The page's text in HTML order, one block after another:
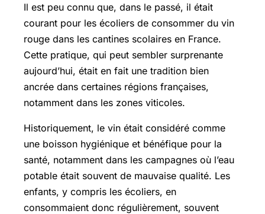
Il est peu connu que, dans le passé, il était
courant pour les écoliers de consommer du vin
rouge dans les cantines scolaires en France.
Cette pratique, qui peut sembler surprenante
aujourd’hui, était en fait une tradition bien
ancrée dans certaines régions françaises,
notamment dans les zones viticoles.
Historiquement, le vin était considéré comme
une boisson hygiénique et bénéfique pour la
santé, notamment dans les campagnes où l’eau
potable était souvent de mauvaise qualité. Les
enfants, y compris les écoliers, en
consommaient donc régulièrement, souvent